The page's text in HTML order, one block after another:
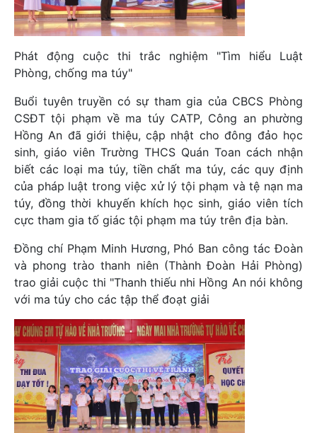
Phát động cuộc thi trắc nghiệm "Tìm hiểu Luật
Phòng, chống ma túy"
Buổi tuyên truyền có sự tham gia của CBCS Phòng
CSĐT tội phạm về ma túy CATP, Công an phường
Hồng An đã giới thiệu, cập nhật cho đông đảo học
sinh, giáo viên Trường THCS Quán Toan cách nhận
biết các loại ma túy, tiền chất ma túy, các quy định
của pháp luật trong việc xử lý tội phạm và tệ nạn ma
túy, đồng thời khuyến khích học sinh, giáo viên tích
cực tham gia tố giác tội phạm ma túy trên địa bàn.
Đồng chí Phạm Minh Hương, Phó Ban công tác Đoàn
và phong trào thanh niên (Thành Đoàn Hải Phòng)
trao giải cuộc thi "Thanh thiếu nhi Hồng An nói không
với ma túy cho các tập thể đoạt giải